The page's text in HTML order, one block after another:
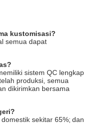
kustomisasi?
semua dapat
sistem QC lengkap
produksi, semua
dikirimkan bersama
domestik sekitar 65%; dan